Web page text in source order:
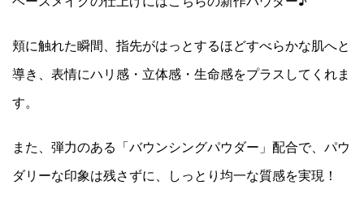
頬に触れた瞬間、指先がはっとするほどすべらかな肌へと
導き、表情にハリ感・立体感・生命感をプラスしてくれま
す。
また、弾力のある「バウンシングパウダー」配合で、パウ
ダリーな印象は残さずに、しっとり均一な質感を実現！